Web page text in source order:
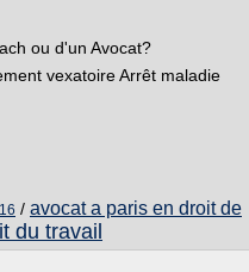
ou d'un Avocat?
vexatoire Arrêt maladie
/ avocat a paris en droit de
du travail